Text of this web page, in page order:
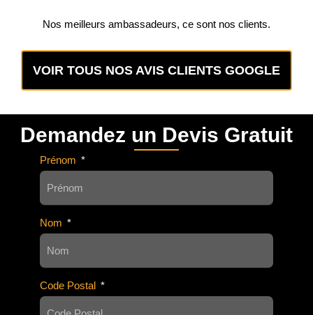
Nos meilleurs ambassadeurs, ce sont nos clients.
VOIR TOUS NOS AVIS CLIENTS GOOGLE
Demandez un Devis Gratuit
Prénom
Nom
Code Postal